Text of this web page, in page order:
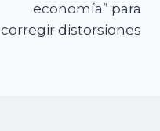
economía” para
corregir distorsiones